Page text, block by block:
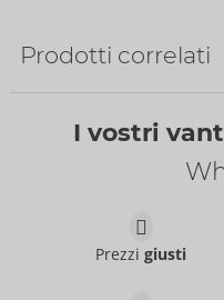
Water-based
Prodotti correlati
I vostri
Prezzigiusti